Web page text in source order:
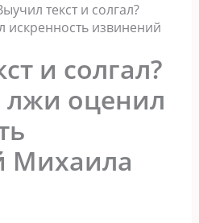
текст и солгал?
искренность извинений
и солгал?
лжи оценил
Михаила